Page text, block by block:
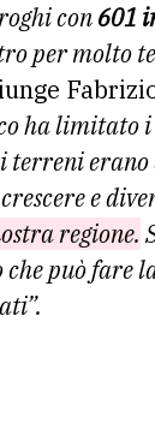
con601
per molto
limitato i
terreni
e
regione.
può fare